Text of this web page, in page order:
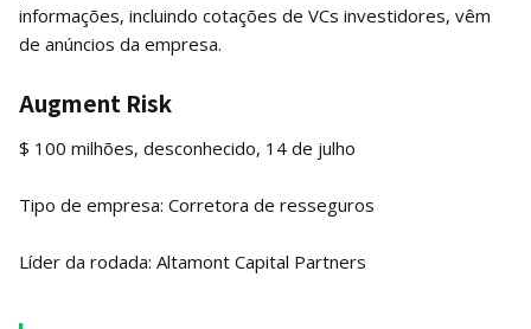
informações, incluindo cotações de VCs investidores, vêm
de anúncios da empresa.
Augment Risk
$ 100 milhões, desconhecido, 14 de julho
Tipo de empresa: Corretora de resseguros
Líder da rodada: Altamont Capital Partners